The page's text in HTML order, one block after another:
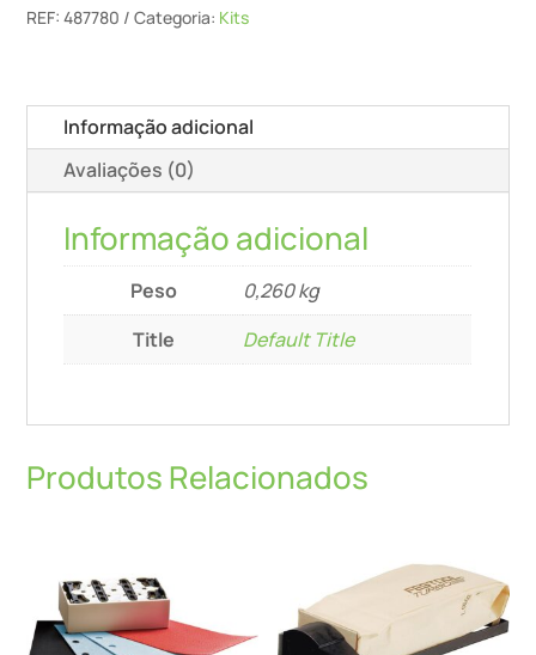
Turbo
Et/Rs
REF:487780 Categoria: Kits
Informação adicional
Avaliações (0)
Informação adicional
Peso
0,260 kg
Title
Default Title
Produtos Relacionados